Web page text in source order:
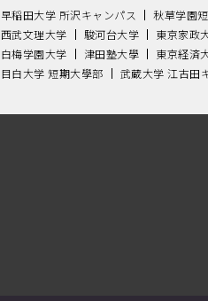
早稲田大学 所沢キャンパス 秋草学園
西武文理大学
駿河台大学 東京家政
白梅学園大学
津田塾大學 東京経済
目白大学 短期大學部
武蔵大学 江古田